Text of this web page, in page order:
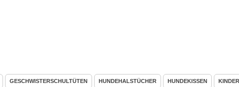
GESCHWISTERSCHULTÜTEN HUNDEHALSTÜCHER HUNDEKISSEN KINDER